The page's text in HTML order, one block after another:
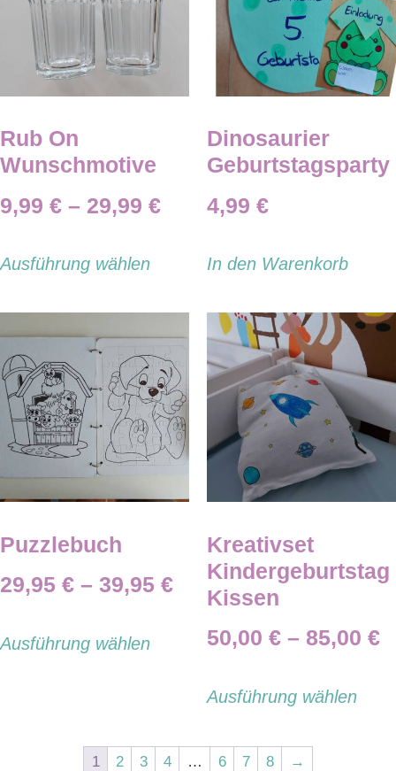
Rub On
Wunschmotive
9,99 € – 29,99 €
Ausführung wählen
Dinosaurier
Geburtstagsparty
4,99 €
In den Warenkorb
Puzzlebuch
29,95 € – 39,95 €
Ausführung wählen
Kreativset
Kindergeburtstag
Kissen
50,00 € – 85,00 €
Ausführung wählen
1 2 3 4 … 6 7 8 →